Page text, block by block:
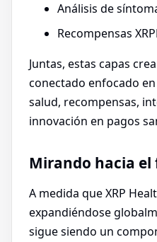
Análisis de
Recompensas
Juntas, estas capas
conectado enfocado
salud, recompensas,
innovación en pagos
Mirando hacia
A medida que XRP
expandiéndose
sigue siendo un